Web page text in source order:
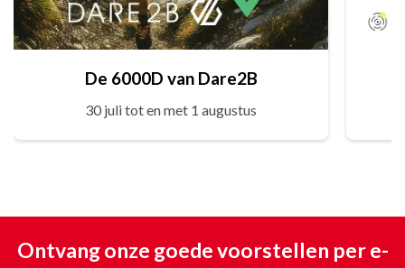
De 6000D van Dare2B
30 juli tot en met 1 augustus
Ontvang onze goede voorstellen per e-